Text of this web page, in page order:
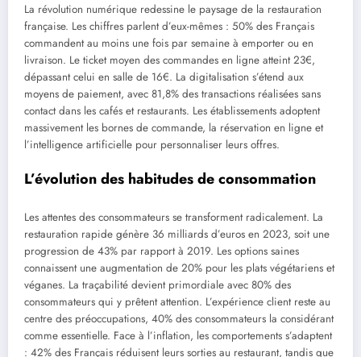
La révolution numérique redessine le paysage de la restauration
française. Les chiffres parlent d’eux-mêmes : 50% des Français
commandent au moins une fois par semaine à emporter ou en
livraison. Le ticket moyen des commandes en ligne atteint 23€,
dépassant celui en salle de 16€. La digitalisation s’étend aux
moyens de paiement, avec 81,8% des transactions réalisées sans
contact dans les cafés et restaurants. Les établissements adoptent
massivement les bornes de commande, la réservation en ligne et
l’intelligence artificielle pour personnaliser leurs offres.
L’évolution des habitudes de consommation
Les attentes des consommateurs se transforment radicalement. La
restauration rapide génère 36 milliards d’euros en 2023, soit une
progression de 43% par rapport à 2019. Les options saines
connaissent une augmentation de 20% pour les plats végétariens et
véganes. La traçabilité devient primordiale avec 80% des
consommateurs qui y prêtent attention. L’expérience client reste au
centre des préoccupations, 40% des consommateurs la considérant
comme essentielle. Face à l’inflation, les comportements s’adaptent
: 42% des Français réduisent leurs sorties au restaurant, tandis que